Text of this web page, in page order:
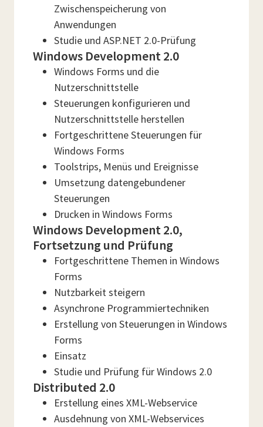
Zwischenspeicherung von
Anwendungen
Studie und ASP.NET 2.0-Prüfung
Windows Development 2.0
Windows Forms und die
Nutzerschnittstelle
Steuerungen konfigurieren und
Nutzerschnittstelle herstellen
Fortgeschrittene Steuerungen für
Windows Forms
Toolstrips, Menüs und Ereignisse
Umsetzung datengebundener
Steuerungen
Drucken in Windows Forms
Windows Development 2.0,
Fortsetzung und Prüfung
Fortgeschrittene Themen in Windows
Forms
Nutzbarkeit steigern
Asynchrone Programmiertechniken
Erstellung von Steuerungen in Windows
Forms
Einsatz
Studie und Prüfung für Windows 2.0
Distributed 2.0
Erstellung eines XML-Webservice
Ausdehnung von XML-Webservices